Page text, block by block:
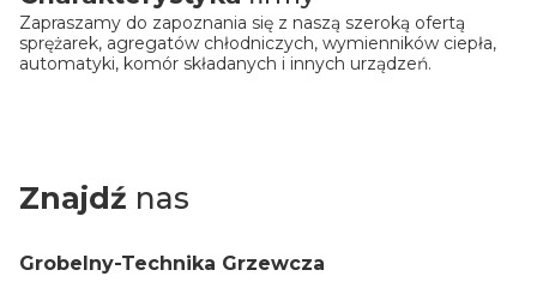
Zapraszamy do zapoznania się z naszą szeroką ofertą
sprężarek, agregatów chłodniczych, wymienników ciepła,
automatyki, komór składanych i innych urządzeń.
Znajdź nas
Grobelny-Technika Grzewcza